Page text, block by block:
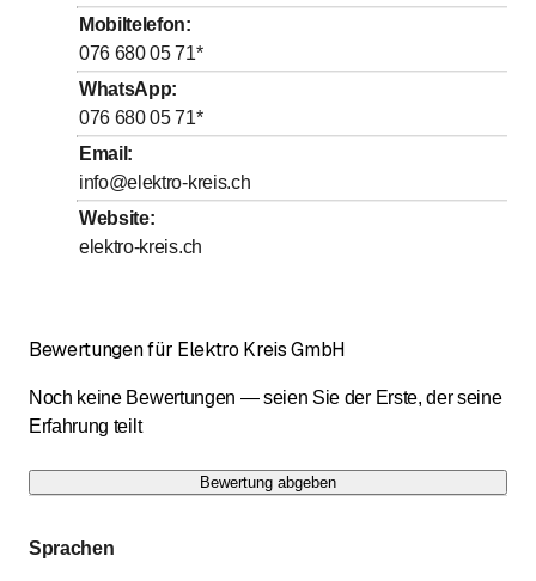
Freitag
Samstag
Sonntag
Mobiltelefon:
076 680 05 71*
WhatsApp:
076 680 05 71*
Email :
info@elektro-kreis.ch
Website:
elektro-kreis.ch
Bewertungen für Elektro Kreis GmbH
Noch keine Bewertungen — seien Sie der Erste, der seine
Erfahrung teilt
Bewertung abgeben
Sprachen